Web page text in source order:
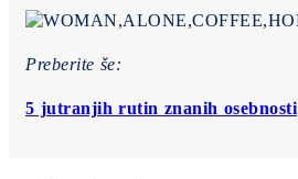
Preberite še:
5 jutranjih rutin znanih osebnosti